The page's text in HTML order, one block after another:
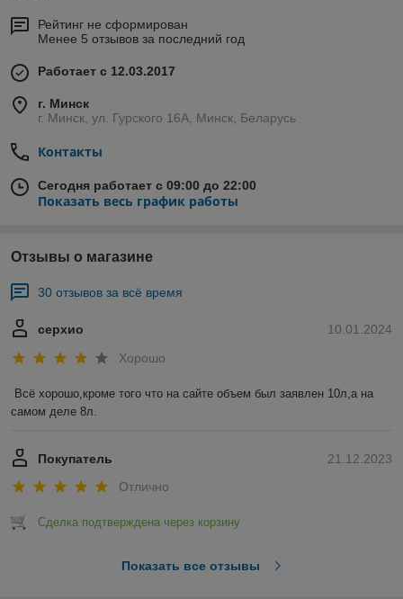
Рейтинг не сформирован
Менее 5 отзывов за последний год
Работает с 12.03.2017
г. Минск
г. Минск, ул. Гурского 16А, Минск, Беларусь
Контакты
Сегодня работает с 09:00 до 22:00
Показать весь график работы
Отзывы о магазине
30 отзывов за всё время
10.01.2024
серхио
Хорошо
Всё хорошо,кроме того что на сайте объем был заявлен 10л,а на
самом деле 8л.
21.12.2023
Покупатель
Отлично
Сделка подтверждена через корзину
Показать все отзывы